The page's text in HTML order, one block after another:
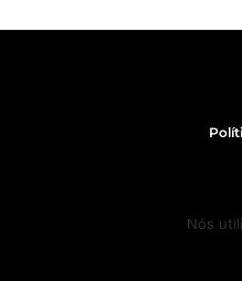
Nós